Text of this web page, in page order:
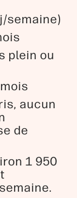
semaine)
plein ou
aucun
de
1 950